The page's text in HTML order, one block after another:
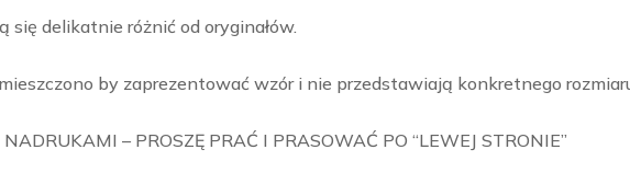
się delikatnie różnić od oryginałów.
by zaprezentować wzór i nie przedstawiają konkretnego
– PROSZĘ PRAĆ I PRASOWAĆ PO “LEWEJ STRONIE”